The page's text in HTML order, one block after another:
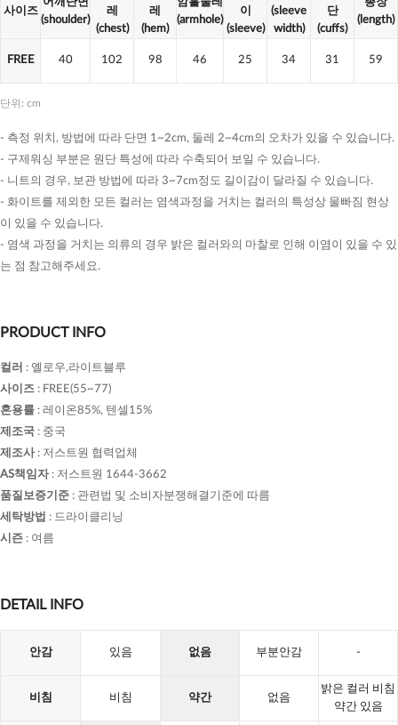
사이즈
(shoulder)
레
(chest)
레
(hem)
(armhole)
이
(sleeve)
(sleeve
width)
단
(cuffs)
(length)
FREE 40 102 98 46 25 34 31 59
단위: cm
- 측정 위치, 방법에 따라 단면 1~2cm, 둘레 2~4cm의 오차가 있을 수 있습니다.
- 구제워싱 부분은 원단 특성에 따라 수축되어 보일 수 있습니다.
- 니트의 경우, 보관 방법에 따라 3~7cm정도 길이감이 달라질 수 있습니다.
- 화이트를 제외한 모든 컬러는 염색과정을 거치는 컬러의 특성상 물빠짐 현상
이 있을 수 있습니다.
- 염색 과정을 거치는 의류의 경우 밝은 컬러와의 마찰로 인해 이염이 있을 수 있
는 점 참고해주세요.
PRODUCT INFO
컬러 : 옐로우,라이트블루
사이즈 : FREE(55~77)
혼용률 : 레이온85%, 텐셀15%
제조국 : 중국
제조사: 저스트원 협력업체
AS책임자: 저스트원 1644-3662
품질보증기준 : 관련법 및 소비자분쟁해결기준에 따름
세탁방법 : 드라이클리닝
시즌 : 여름
DETAIL INFO
안감 있음 없음 부분안감 -
비침 비침 약간 없음
밝은 컬러 비침
약간 있음